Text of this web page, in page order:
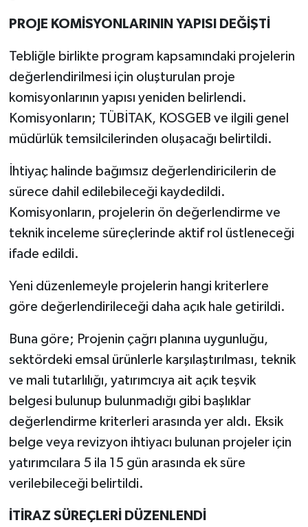
PROJE KOMİSYONLARININ YAPISI DEĞİŞTİ
Tebliğle birlikte program kapsamındaki projelerin
değerlendirilmesi için oluşturulan proje
komisyonlarının yapısı yeniden belirlendi.
Komisyonların; TÜBİTAK, KOSGEB ve ilgili genel
müdürlük temsilcilerinden oluşacağı belirtildi.
İhtiyaç halinde bağımsız değerlendiricilerin de
sürece dahil edilebileceği kaydedildi.
Komisyonların, projelerin ön değerlendirme ve
teknik inceleme süreçlerinde aktif rol üstleneceği
ifade edildi.
Yeni düzenlemeyle projelerin hangi kriterlere
göre değerlendirileceği daha açık hale getirildi.
Buna göre; Projenin çağrı planına uygunluğu,
sektördeki emsal ürünlerle karşılaştırılması, teknik
ve mali tutarlılığı, yatırımcıya ait açık teşvik
belgesi bulunup bulunmadığı gibi başlıklar
değerlendirme kriterleri arasında yer aldı. Eksik
belge veya revizyon ihtiyacı bulunan projeler için
yatırımcılara 5 ila 15 gün arasında ek süre
verilebileceği belirtildi.
İTİRAZ SÜREÇLERİ DÜZENLENDİ